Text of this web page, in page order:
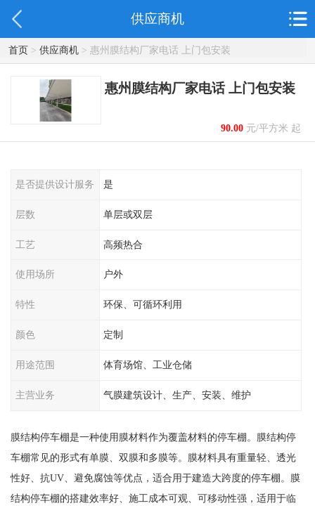
供应商机
首页> 供应商机> 惠州膜结构厂家电话 上门包安装
惠州膜结构厂家电话 上门包安装
90.00元/平方米 起
是否提供设计服务 是
层数 单层或双层
工艺 高频热合
使用场所 户外
特性 环保、可循环利用
颜色 定制
用途范围 体育场馆、工业仓储
主营业务 气膜建筑设计、生产、安装、维护
膜结构停车棚是一种使用膜材料作为覆盖材料的停车棚。膜结构停
车棚常见的形式有单膜、双膜和多膜等。膜材料具有重量轻、透光
性好、抗UV、避免腐蚀等优点，适合用于建造大跨度的停车棚。膜
结构停车棚的搭建效率好、施工成本可观、可移动性强，适用于临